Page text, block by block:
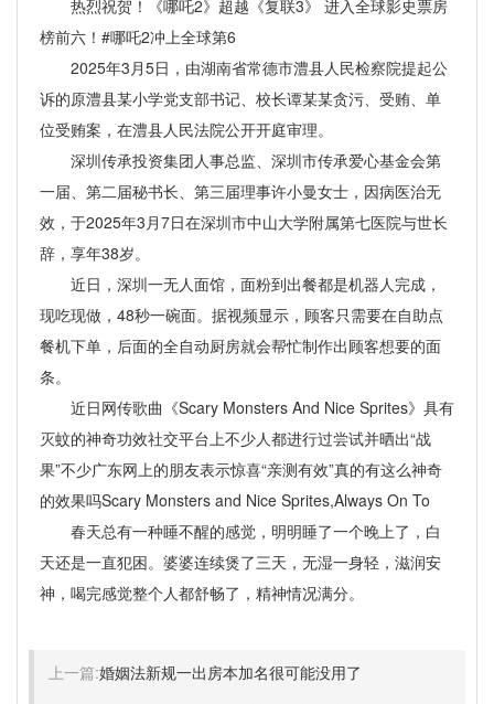
热烈祝贺！《哪吒2》超越《复联3》 进入全球影史票房
榜前六！#哪吒2冲上全球第6
2025年3月5日，由湖南省常德市澧县人民检察院提起公
诉的原澧县某小学党支部书记、校长谭某某贪污、受贿、单
位受贿案，在澧县人民法院公开开庭审理。
深圳传承投资集团人事总监、深圳市传承爱心基金会第
一届、第二届秘书长、第三届理事许小曼女士，因病医治无
效，于2025年3月7日在深圳市中山大学附属第七医院与世长
辞，享年38岁。
近日，深圳一无人面馆，面粉到出餐都是机器人完成，
现吃现做，48秒一碗面。据视频显示，顾客只需要在自助点
餐机下单，后面的全自动厨房就会帮忙制作出顾客想要的面
条。
近日网传歌曲《Scary Monsters And Nice Sprites》具有
灭蚊的神奇功效社交平台上不少人都进行过尝试并晒出“战
果”不少广东网上的朋友表示惊喜“亲测有效”真的有这么神奇
的效果吗Scary Monsters and Nice Sprites,Always On To
春天总有一种睡不醒的感觉，明明睡了一个晚上了，白
天还是一直犯困。婆婆连续煲了三天，无湿一身轻，滋润安
神，喝完感觉整个人都舒畅了，精神情况满分。
上一篇:婚姻法新规一出房本加名很可能没用了